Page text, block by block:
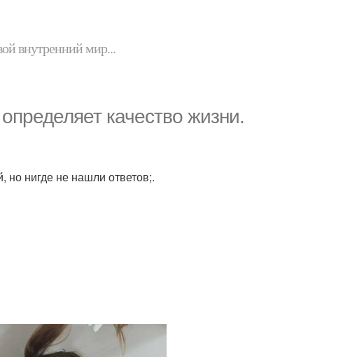
внутренний мир...
качество жизни.
но нигде не нашли ответов;.